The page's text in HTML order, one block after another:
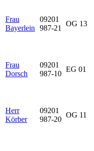
Frau
Bayerlein
09201
987-21
OG 13
Frau
Dorsch
09201
987-10
EG 01
Herr
Körber
09201
987-20
OG 11